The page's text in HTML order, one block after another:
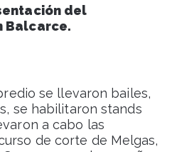
del
Balcarce.
se llevaron bailes,
se habilitaron stands
a cabo las
de corte de Melgas,